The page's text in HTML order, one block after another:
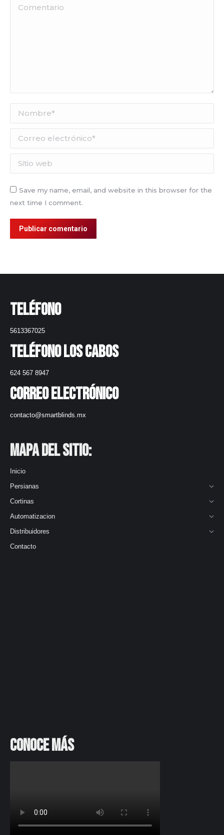
Comentario
Nombre *
Correo electrónico *
Sitio web
Save my name, email, and website in this browser for the
next time I comment.
Publicar comentario
Teléfono
5613367025
Teléfono Los Cabos
624 567 8947
Correo electrónico
contacto@smartblinds.mx
Mapa del Sitio:
Inicio
Persianas
Cortinas
Automatizacion
Distribuidores
Contacto
Conoce más